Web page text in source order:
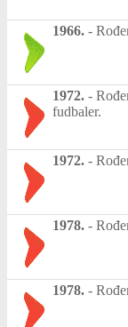
1966. -
1972. -
fudbaler.
1972. -
1978. -
1978. -